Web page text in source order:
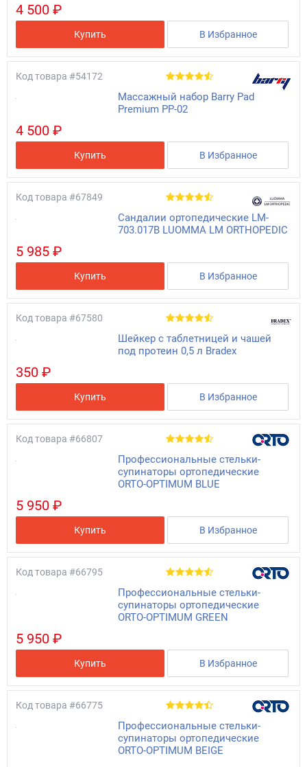
4 500 ₽
Купить В Избранное
Код товара #54172
Массажный набор Barry Pad
Premium PP-02
4 500 ₽
Купить В Избранное
Код товара #67849
Сандалии ортопедические LM-
703.017B LUOMMA LM ORTHOPEDIC
5 985 ₽
Купить В Избранное
Код товара #67580
Шейкер с таблетницей и чашей
под протеин 0,5 л Bradex
350 ₽
Купить В Избранное
Код товара #66807
Профессиональные стельки-
супинаторы ортопедические
ORTO-OPTIMUM BLUE
5 950 ₽
Купить В Избранное
Код товара #66795
Профессиональные стельки-
супинаторы ортопедические
ORTO-OPTIMUM GREEN
5 950 ₽
Купить В Избранное
Код товара #66775
Профессиональные стельки-
супинаторы ортопедические
ORTO-OPTIMUM BEIGE